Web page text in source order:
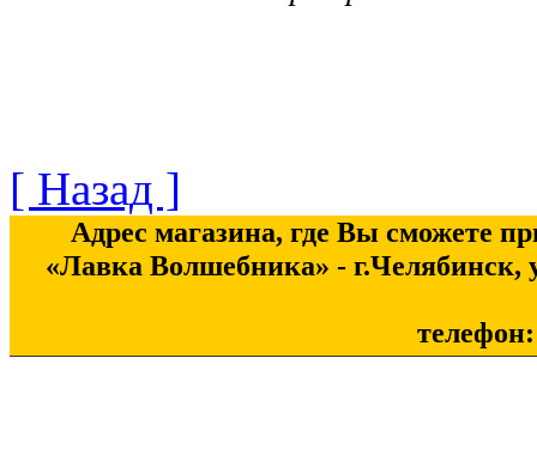
[ Назад ]
Адрес магазина, где Вы сможете
«Лавка Волшебника» - г.Челябинск,